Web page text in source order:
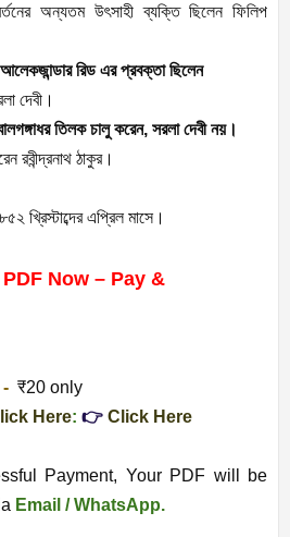
অন্যতম উৎসাহী ব্যক্তি ছিলেন ফিলিপ
রিড এর প্রবক্তা ছিলেন
দেবী।
তিলক চালু করেন, সরলা দেবী নয়।
রবীন্দ্রনাথ ঠাকুর।
খ্রিস্টাব্দের এপ্রিল মাসে।
Now – Pay &
- ₹20 only
Here: 👉 Click Here
Payment, Your PDF will be
Email / WhatsApp.